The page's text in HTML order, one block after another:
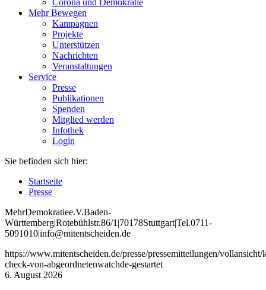
Mehr Bewegen
Kampagnen
Projekte
Unterstützen
Nachrichten
Veranstaltungen
Service
Presse
Publikationen
Spenden
Mitglied werden
Infothek
Login
Sie befinden sich hier:
Startseite
Presse
MehrDemokratiee.V.Baden-
Württemberg|Rotebühlstr.86/1 |70178Stuttgart|Tel.0711-
5091010|info@mitentscheiden.de
https://www.mitentscheiden.de/presse/pressemitteilungen/vollansicht/
check-von-abgeordnetenwatchde-gestartet
6. August 2026